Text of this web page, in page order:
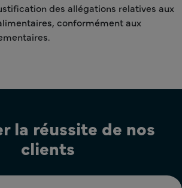
des allégations relatives aux
conformément aux
la réussite de nos
clients